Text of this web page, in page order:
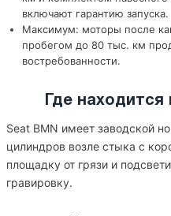
включают гарантию запуска.
Максимум: моторы после
пробегом до 80 тыс. км
востребованности.
Где
Seat BMN имеет заводской
цилиндров возле стыка с
площадку от грязи и
гравировку.